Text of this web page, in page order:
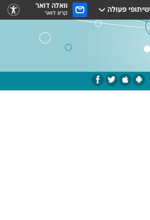
שיתופי פעולה וואלה דואר
קרא דואר